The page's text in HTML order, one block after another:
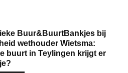
Buur&BuurtBankjes bij
wethouder Wietsma:
buurt in Teylingen krijgt er